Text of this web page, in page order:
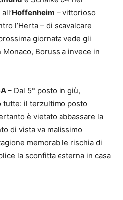
Hoffenheim – vittorioso
l’Herta – di scavalcare
giornata vede gli
Monaco, Borussia invece in
– Dal 5° posto in giù,
tutte: il terzultimo posto
è vietato abbassare la
di vista va malissimo
memorabile rischia di
la sconfitta esterna in casa